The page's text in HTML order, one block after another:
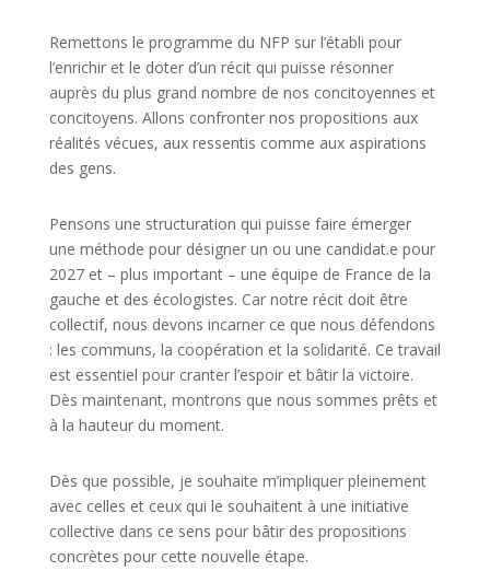
Remettons le programme du NFP sur l’établi pour
l’enrichir et le doter d’un récit qui puisse résonner
auprès du plus grand nombre de nos concitoyennes et
concitoyens. Allons confronter nos propositions aux
réalités vécues, aux ressentis comme aux aspirations
des gens.
Pensons une structuration qui puisse faire émerger
une méthode pour désigner un ou une candidat.e pour
2027 et – plus important – une équipe de France de la
gauche et des écologistes. Car notre récit doit être
collectif, nous devons incarner ce que nous défendons
: les communs, la coopération et la solidarité. Ce travail
est essentiel pour cranter l’espoir et bâtir la victoire.
Dès maintenant, montrons que nous sommes prêts et
à la hauteur du moment.
Dès que possible, je souhaite m’impliquer pleinement
avec celles et ceux qui le souhaitent à une initiative
collective dans ce sens pour bâtir des propositions
concrètes pour cette nouvelle étape.